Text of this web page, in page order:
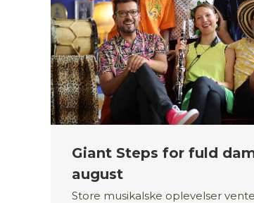
Giant Steps for fuld
august
Store musikalske oplevelser